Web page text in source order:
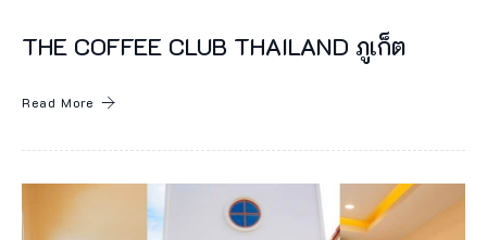
THE COFFEE CLUB THAILAND ภูเก็ต
Read More